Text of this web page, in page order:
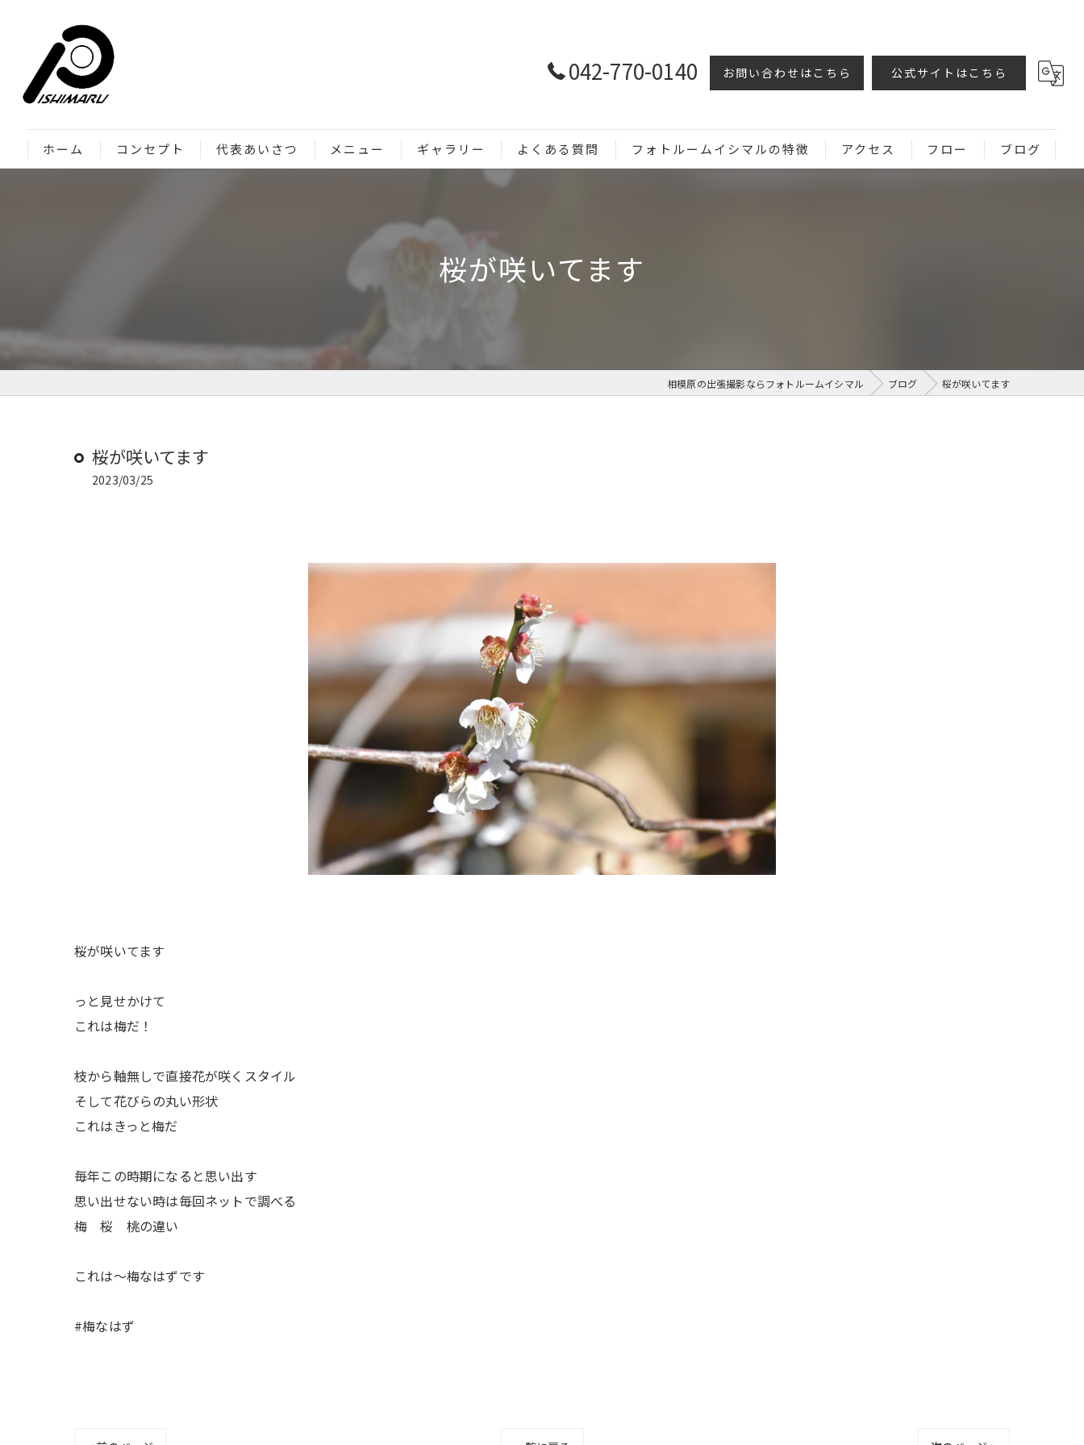
042-770-0140 お問い合わせはこちら 公式サイトはこちら
ホーム コンセプト 代表あいさつ メニュー ギャラリー よくある質問 フォトルームイシマルの特徴
商品撮影
アクセス フロー ブログ
桜が咲いてます
相模原の出張撮影ならフォトルームイシマル ブログ 桜が咲いてます
桜が咲いてます
2023/03/25
桜が咲いてます
っと見せかけて
これは梅だ！
枝から軸無しで直接花が咲くスタイル
そして花びらの丸い形状
これはきっと梅だ
毎年この時期になると思い出す
思い出せない時は毎回ネットで調べる
梅 桜 桃の違い
これは〜梅なはずです
#梅なはず